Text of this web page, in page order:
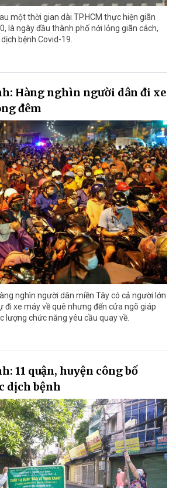
một thời gian dài TP.HCM thực hiện giãn
là ngày đầu thành phố nới lỏng giãn cách,
bệnh Covid-19.
Hàng nghìn người dân đi xe
đêm
nghìn người dân miền Tây có cả người lớn
đi xe máy về quê nhưng đến cửa ngõ giáp
lượng chức năng yêu cầu quay về.
11 quận, huyện công bố
dịch bệnh